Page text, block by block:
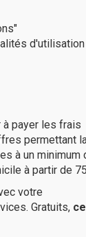
d'utilisation
payer les frais
permettant
à un minimum
à partir de
votre
Gratuits,